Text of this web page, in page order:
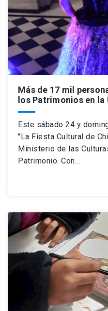
Más de 17 mil
los Patrimonios en la
Este sábado 24 y
"La Fiesta Cultural de
Ministerio de las
Patrimonio. Con…